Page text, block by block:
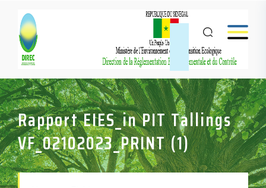
Rapport EIES_in PIT Tallings
VF_02102023_PRINT (1)